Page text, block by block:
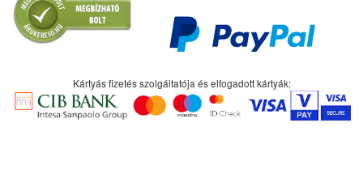
Kártyás fizetés szolgáltatója és elfogadott kártyák: